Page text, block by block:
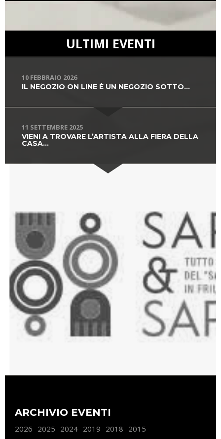
ULTIMI EVENTI
10 FEBBRAIO 2026
IL NEGOZIO ON LINE È UN NEGOZIO SOTTO...
11 SETTEMBRE 2025
VIENI A TROVARE L’ARTISTA ALLA FIERA DELLA
CASA...
ARCHIVIO EVENTI
2026 2025 2024 2019 2018 2015